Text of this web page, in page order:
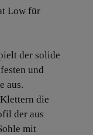
Low für
der solide
und
aus.
die
der aus
mit